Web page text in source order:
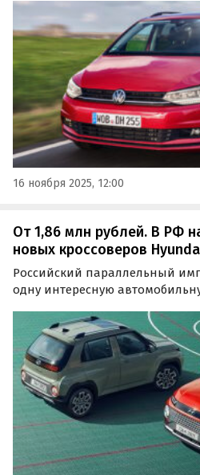
Volkswagen Touran, который
на российском рынке до 2015
для…
16 ноября 2025, 12:00
От 1,86 млн рублей. В РФ
новых кроссоверов
Российский параллельный
одну интересную
в Россию штучно и
а цены на него на одном из
начинаются от…